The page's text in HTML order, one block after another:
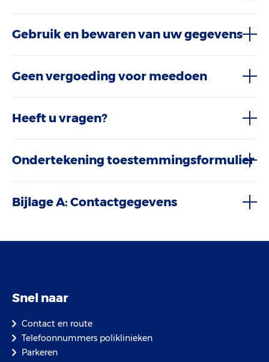
Gebruik en bewaren van uw gegevens
Geen vergoeding voor meedoen
Heeft u vragen?
Ondertekening toestemmingsformulier
Bijlage A: Contactgegevens
Snel naar
Contact en route
Telefoonnummers poliklinieken
Parkeren